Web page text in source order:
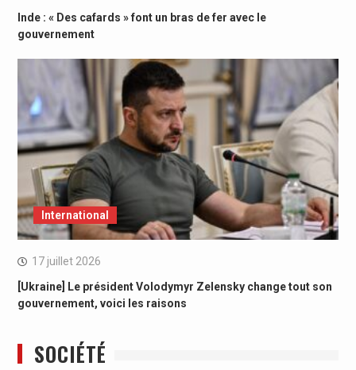
Inde : « Des cafards » font un bras de fer avec le
gouvernement
International
17 juillet 2026
[Ukraine] Le président Volodymyr Zelensky change tout son
gouvernement, voici les raisons
SOCIÉTÉ